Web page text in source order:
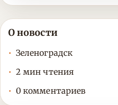
О новости
Зеленоградск
2 мин чтения
0 комментариев